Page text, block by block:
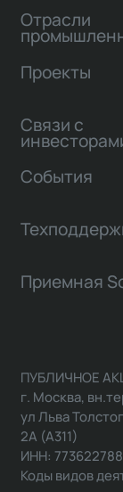
Отрасли
Проекты
Связи с
События
Приемная
ПУБЛИЧНОЕ
г. Москва,
ул Льва
2А (А311)
ИНН:
Коды видов